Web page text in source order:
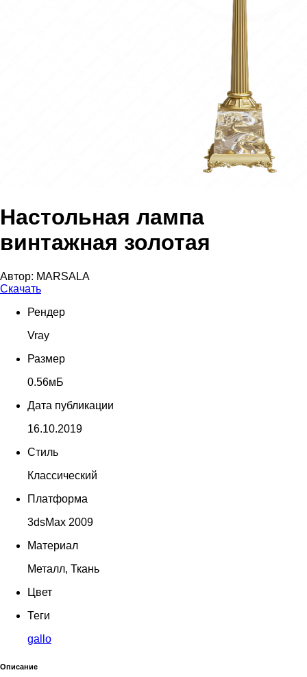
Настольная лампа
винтажная золотая
Автор: MARSALA
Скачать
Рендер
Vray
Размер
0.56мБ
Дата публикации
16.10.2019
Стиль
Классический
Платформа
3dsMax 2009
Материал
Металл, Ткань
Цвет
Теги
gallo
Описание